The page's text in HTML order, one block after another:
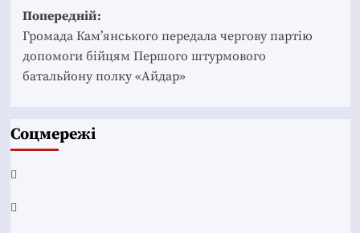
Post
navigation
Попередній:
Громада Кам’янського передала чергову партію
допомоги бійцям Першого штурмового
батальйону полку «Айдар»
Соцмережі
Facebook
YouTube